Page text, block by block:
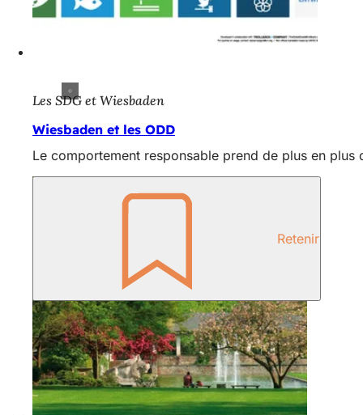
Les SDG et Wiesbaden
Wiesbaden et les ODD
Le comportement responsable prend de plus en
Retenir